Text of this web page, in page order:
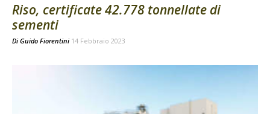
Riso, certificate 42.778 tonnellate di
sementi
Di Guido Fiorentini 14 Febbraio 2023